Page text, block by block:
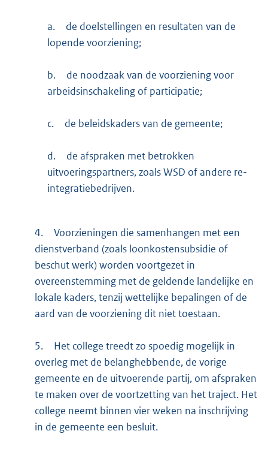
a.
de doelstellingen en resultaten van de
lopende voorziening;
b.
de noodzaak van de voorziening voor
arbeidsinschakeling of participatie;
c. de beleidskaders van de gemeente;
d.
de afspraken met betrokken
uitvoeringspartners, zoals WSD of andere re-
integratiebedrijven.
4.
Voorzieningen die samenhangen met een
dienstverband (zoals loonkostensubsidie of
beschut werk) worden voortgezet in
overeenstemming met de geldende landelijke en
lokale kaders, tenzij wettelijke bepalingen of de
aard van de voorziening dit niet toestaan.
5.
Het college treedt zo spoedig mogelijk in
overleg met de belanghebbende, de vorige
gemeente en de uitvoerende partij, om afspraken
te maken over de voortzetting van het traject. Het
college neemt binnen vier weken na inschrijving
in de gemeente een besluit.